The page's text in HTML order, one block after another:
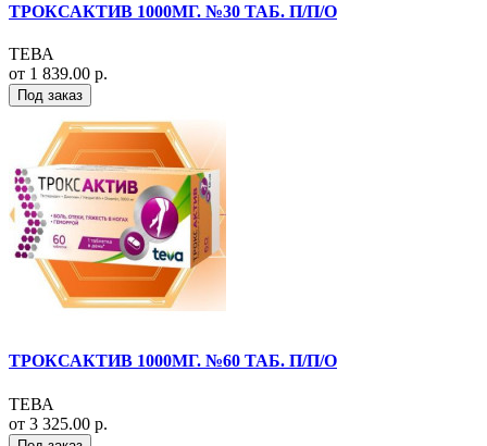
ТРОКСАКТИВ 1000МГ. №30 ТАБ. П/П/О
ТЕВА
от 1 839.00 р.
Под заказ
ТРОКСАКТИВ 1000МГ. №60 ТАБ. П/П/О
ТЕВА
от 3 325.00 р.